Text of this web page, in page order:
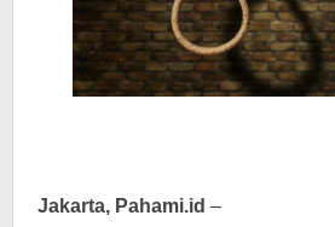
Jakarta, Pahami.id –